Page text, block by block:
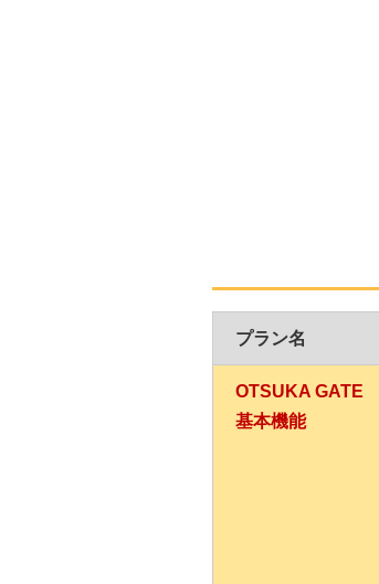
プラン名
OTSUKA GATE
基本機能